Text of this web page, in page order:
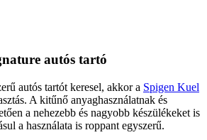
autós tartó
autós tartót keresel, akkor a Spigen Kuel
A kitűnő anyaghasználatnak és
a nehezebb és nagyobb készülékeket is
a használata is roppant egyszerű.